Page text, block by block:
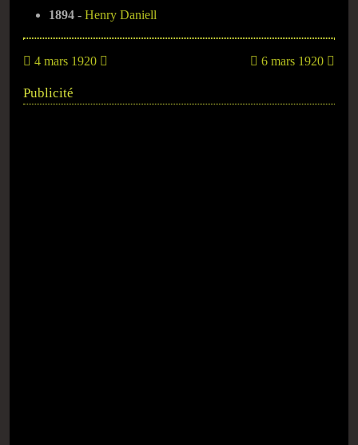
1894 - Henry Daniell
4 mars 1920 6 mars 1920
Publicité